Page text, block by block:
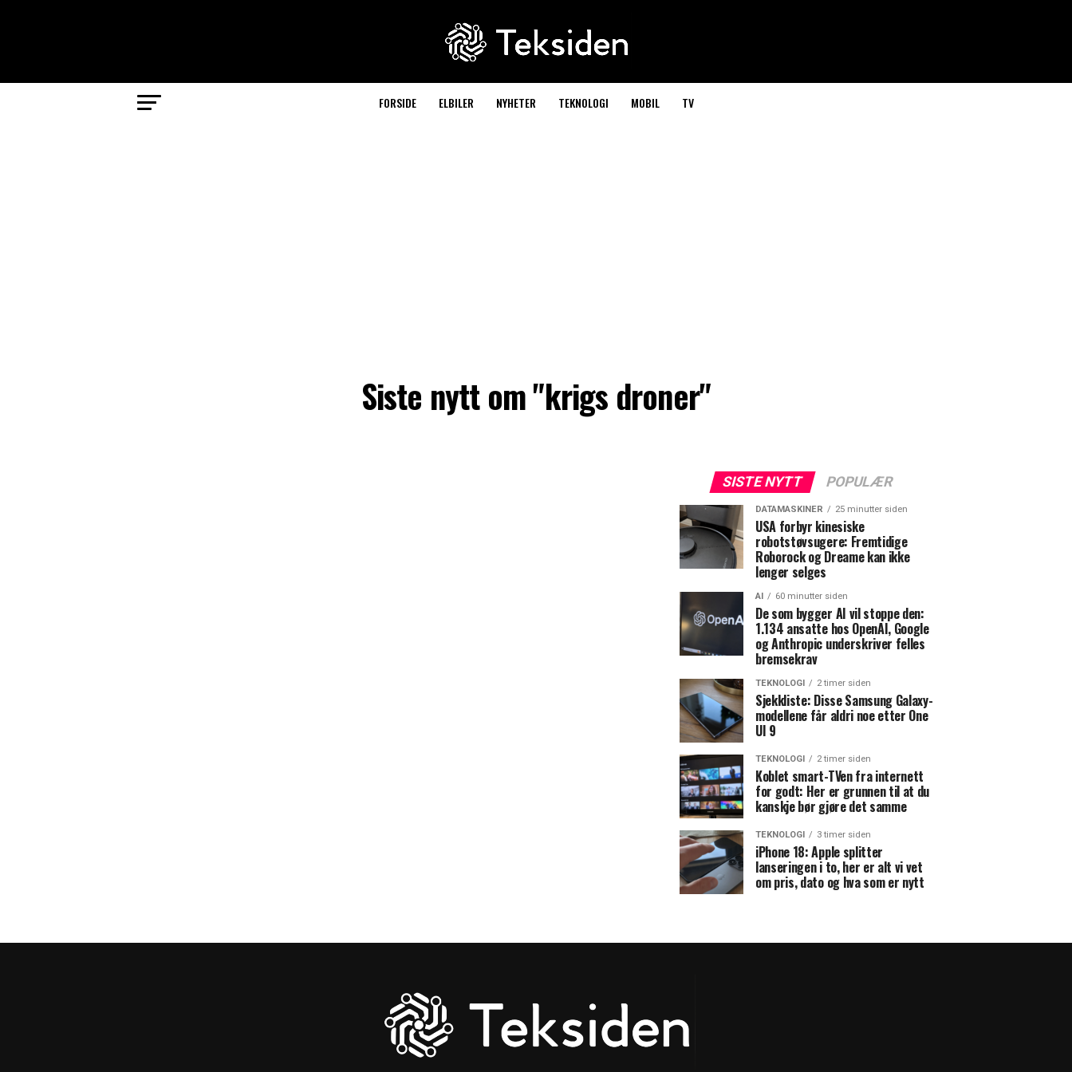
FORSIDE ELBILER NYHETER TEKNOLOGI MOBIL TV
Siste nytt om "krigs droner"
SISTE NYTT POPULÆR
DATAMASKINER 25 minutter siden
USA forbyr kinesiske
robotstøvsugere: Fremtidige
Roborock og Dreame kan ikke
lenger selges
AI 60 minutter siden
De som bygger AI vil stoppe den:
1.134 ansatte hos OpenAI, Google
og Anthropic underskriver felles
bremsekrav
TEKNOLOGI 2 timer siden
Sjekkliste: Disse Samsung Galaxy-
modellene får aldri noe etter One
UI 9
TEKNOLOGI 2 timer siden
Koblet smart-TVen fra internett
for godt: Her er grunnen til at du
kanskje bør gjøre det samme
TEKNOLOGI 3 timer siden
iPhone 18: Apple splitter
lanseringen i to, her er alt vi vet
om pris, dato og hva som er nytt